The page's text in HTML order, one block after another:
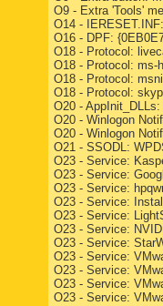
O9 - Extra 'Tools'
O14 -
O16 - DPF:
O18 - Protocol:
O18 - Protocol: ms-
O18 - Protocol:
O18 - Protocol:
O20 -
O20 - Winlogon
O20 - Winlogon
O21 - SSODL:
O23 - Service:
O23 - Service:
O23 - Service:
O23 - Service:
O23 - Service:
O23 - Service:
O23 - Service:
O23 - Service:
O23 - Service:
O23 - Service:
O23 - Service: